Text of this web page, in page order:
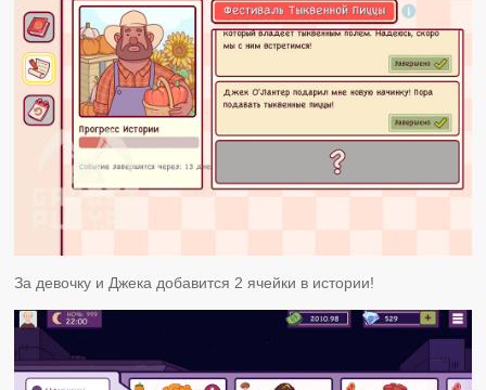
За девочку и Джека добавится 2 ячейки в истории!